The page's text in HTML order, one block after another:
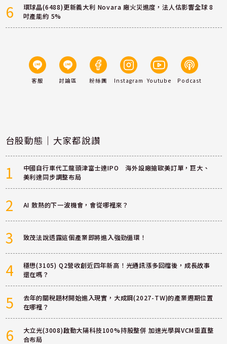
6
環球晶(6488)更新義大利 Novara 廠火災進度，法人估影響全球 8
吋產能約 5%
客服 討論區 粉絲團 Instagram Youtube Podcast
台股動態｜大家都說讚
1
中國自行車代工龍頭津富士達IPO 海外設廠搶歐美訂單，巨大、
美利達同步調整布局
2 AI 散熱的下一波機會，會從哪裡來？
3 致茂法說透露這個產業即將進入強勁循環！
4
穩懋(3105) Q2營收創近四年新高！光通訊漲多回檔後，成長故事
還在嗎？
5
去年的關稅題材開始進入現實，大成鋼(2027-TW)的產業週期位置
在哪裡？
6
大立光(3008)啟動大陽科技100%持股整併 加速光學與VCM垂直整
合布局